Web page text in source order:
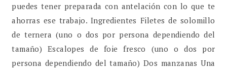
puedes tener preparada con antelación con lo que te
ahorras ese trabajo. Ingredientes Filetes de solomillo
de ternera (uno o dos por persona dependiendo del
tamaño) Escalopes de foie fresco (uno o dos por
persona dependiendo del tamaño) Dos manzanas Una